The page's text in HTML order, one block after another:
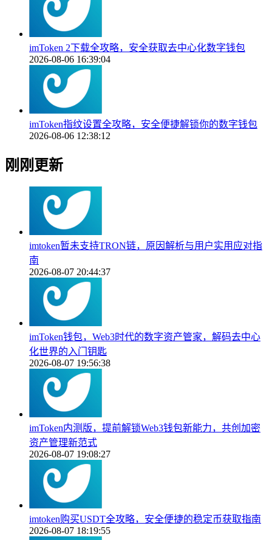
imToken 2下载全攻略，安全获取去中心化数字钱包
2026-08-06 16:39:04
imToken指纹设置全攻略，安全便捷解锁你的数字钱包
2026-08-06 12:38:12
刚刚更新
imtoken暂未支持TRON链，原因解析与用户实用应对指
南
2026-08-07 20:44:37
imToken钱包，Web3时代的数字资产管家，解码去中心
化世界的入门钥匙
2026-08-07 19:56:38
imToken内测版，提前解锁Web3钱包新能力，共创加密
资产管理新范式
2026-08-07 19:08:27
imtoken购买USDT全攻略，安全便捷的稳定币获取指南
2026-08-07 18:19:55